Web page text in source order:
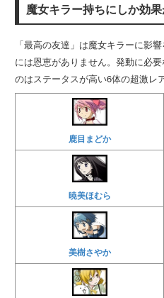
魔女キラー持ちにしか効
「最高の友達」は魔女キラーに影
には恩恵がありません。発動に必
のはステータスが高い6体の超激レ
鹿目まどか
暁美ほむら
美樹さやか